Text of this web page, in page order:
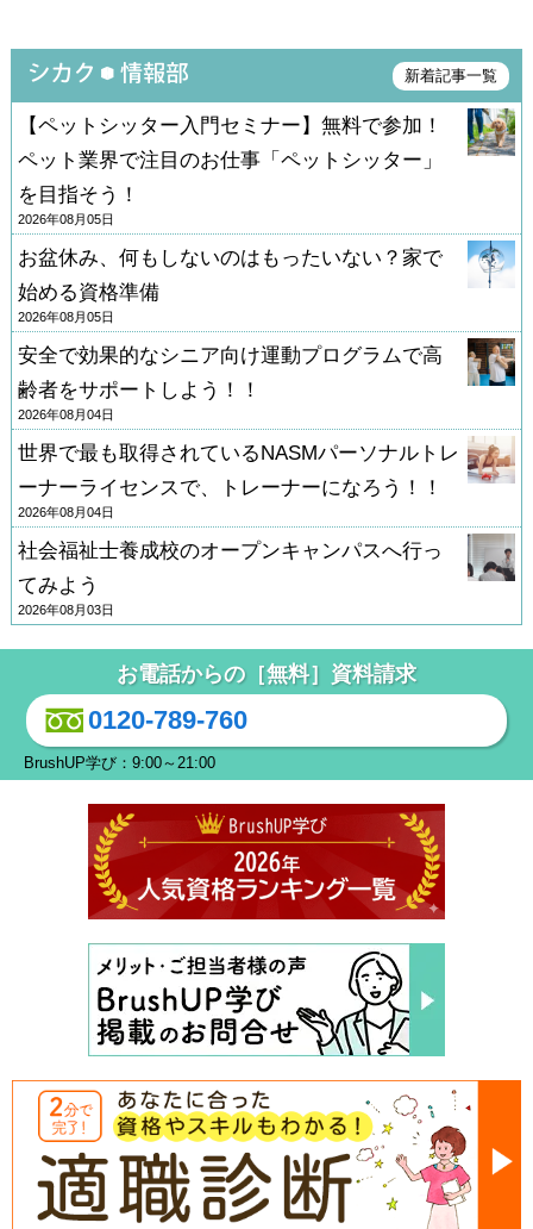
「解答速報」は敢えて見ずに、自分の見識で再度挑
戦。（ただし篠崎先生の記述問題・模範解答だけ
は、一語一句しっかりと考察させていただきまし
た。）
12月26日、合格通知が送ってきました。 そこで主催
者側の「公式解答」と照らし合わせ、改めて自己採
点をしてみましたが、試験当日、迷いながらも答案
した箇所が大幅に的中していたのが驚きでした。
新着記事一覧
【ペットシッター入門セミナー】無料で参加！
ペット業界で注目のお仕事「ペットシッター」
を目指そう！
2026年08月05日
お盆休み、何もしないのはもったいない？家で
始める資格準備
2026年08月05日
安全で効果的なシニア向け運動プログラムで高
齢者をサポートしよう！！
2026年08月04日
世界で最も取得されているNASMパーソナルトレ
ーナーライセンスで、トレーナーになろう！！
2026年08月04日
社会福祉士養成校のオープンキャンパスへ行っ
てみよう
2026年08月03日
お電話からの［無料］資料請求
0120-789-760
BrushUP学び：9:00～21:00